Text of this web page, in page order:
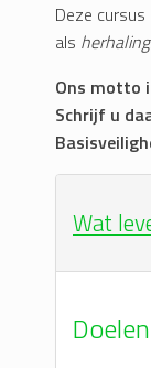
Deze
als
Ons motto
Schrijf u
Wat